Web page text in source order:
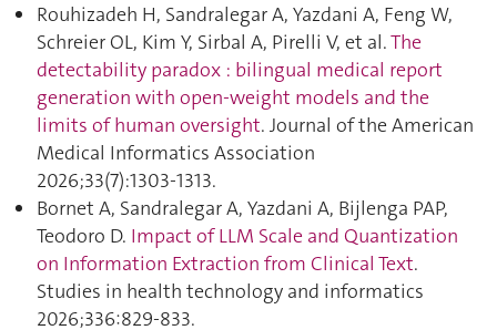
Rouhizadeh H, Sandralegar A, Yazdani A, Feng W,
Schreier OL, Kim Y, Sirbal A, Pirelli V, et al.The
detectability paradox : bilingual medical report
generation with open-weight models and the
limits of human oversight. Journal of the American
Medical Informatics Association
2026;33(7):1303‑1313.
Bornet A, Sandralegar A, Yazdani A, Bijlenga PAP,
Teodoro D. Impact of LLM Scale and Quantization
on Information Extraction from Clinical Text.
Studies in health technology and informatics
2026;336:829‑833.